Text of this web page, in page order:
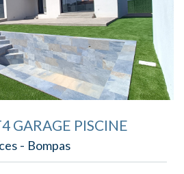
GARAGE PISCINE
- Bompas